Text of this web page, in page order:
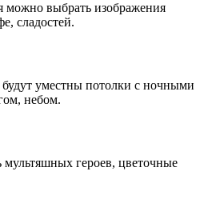
можно выбрать изображения
сладостей.
уместны потолки с ночными
небом.
героев, цветочные